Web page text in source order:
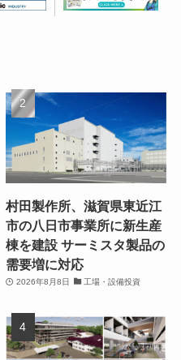
村田製作所、滋賀県東近江
市の八日市事業所に新生産
棟を建設 サーミスタ製品の
需要増に対応
2026年8月8日 工場・設備投資